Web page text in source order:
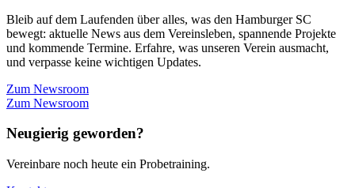
Bleib auf dem Laufenden über alles, was den Hamburger SC
bewegt: aktuelle News aus dem Vereinsleben, spannende Projekte
und kommende Termine. Erfahre, was unseren Verein ausmacht,
und verpasse keine wichtigen Updates.
Zum Newsroom
Zum Newsroom
Neugierig geworden?
Vereinbare noch heute ein Probetraining.